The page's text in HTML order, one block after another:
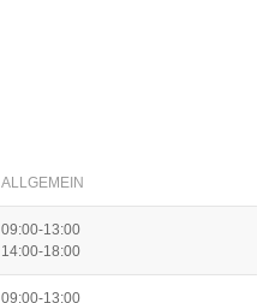
ALLGEMEIN
09:00-13:00
14:00-18:00
09:00-13:00